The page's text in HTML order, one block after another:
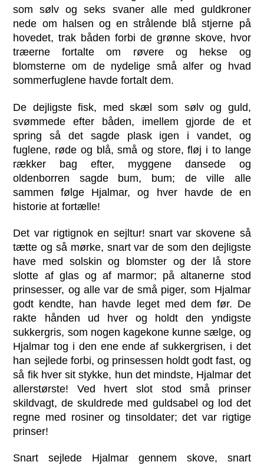
som sølv og seks svaner alle med guldkroner
nede om halsen og en strålende blå stjerne på
hovedet, trak båden forbi de grønne skove, hvor
træerne fortalte om røvere og hekse og
blomsterne om de nydelige små alfer og hvad
sommerfuglene havde fortalt dem.
De dejligste fisk, med skæl som sølv og guld,
svømmede efter båden, imellem gjorde de et
spring så det sagde plask igen i vandet, og
fuglene, røde og blå, små og store, fløj i to lange
rækker bag efter, myggene dansede og
oldenborren sagde bum, bum; de ville alle
sammen følge Hjalmar, og hver havde de en
historie at fortælle!
Det var rigtignok en sejltur! snart var skovene så
tætte og så mørke, snart var de som den dejligste
have med solskin og blomster og der lå store
slotte af glas og af marmor; på altanerne stod
prinsesser, og alle var de små piger, som Hjalmar
godt kendte, han havde leget med dem før. De
rakte hånden ud hver og holdt den yndigste
sukkergris, som nogen kagekone kunne sælge, og
Hjalmar tog i den ene ende af sukkergrisen, i det
han sejlede forbi, og prinsessen holdt godt fast, og
så fik hver sit stykke, hun det mindste, Hjalmar det
allerstørste! Ved hvert slot stod små prinser
skildvagt, de skuldrede med guldsabel og lod det
regne med rosiner og tinsoldater; det var rigtige
prinser!
Snart sejlede Hjalmar gennem skove, snart